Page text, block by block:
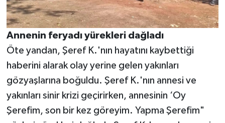
Annenin feryadı yürekleri dağladı
Öte yandan, Şeref K.'nın hayatını kaybettiği
haberini alarak olay yerine gelen yakınları
gözyaşlarına boğuldu. Şeref K.'nın annesi ve
yakınları sinir krizi geçirirken, annesinin ‘Oy
Şerefim, son bir kez göreyim. Yapma Şerefim"